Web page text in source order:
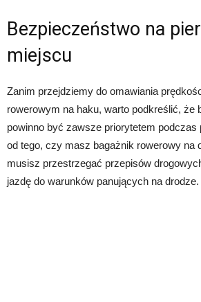
Bezpieczeństwo na
miejscu
Zanim przejdziemy do omawiania
rowerowym na haku, warto podkreślić, że
powinno być zawsze priorytetem podczas
od tego, czy masz bagażnik rowerowy na
musisz przestrzegać przepisów
jazdę do warunków panujących na drodze.